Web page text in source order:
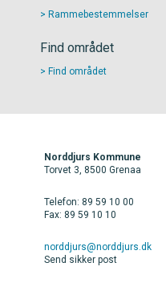
Rammebestemmelser
Find området
Find området
Norddjurs Kommune
Torvet 3, 8500 Grenaa
Telefon: 89 59 10 00
Fax: 89 59 10 10
norddjurs@norddjurs.dk
Send sikker post